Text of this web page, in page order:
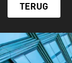
TERUG